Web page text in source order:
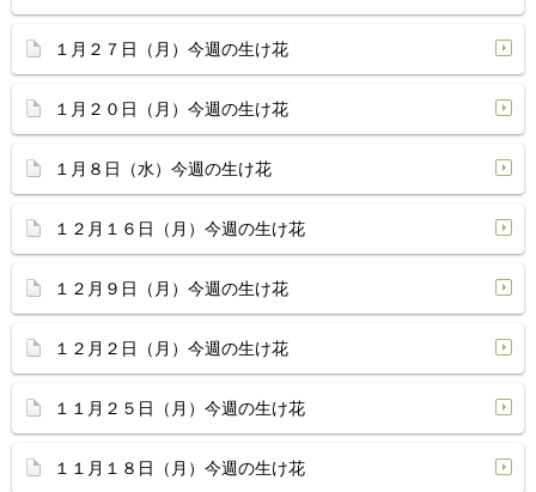
１月２７日（月）今週の生け花
１月２０日（月）今週の生け花
１月８日（水）今週の生け花
１２月１６日（月）今週の生け花
１２月９日（月）今週の生け花
１２月２日（月）今週の生け花
１１月２５日（月）今週の生け花
１１月１８日（月）今週の生け花